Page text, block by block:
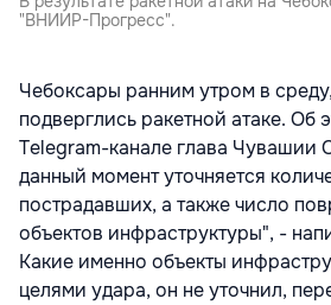
"ВНИИР-Прогресс".
Чебоксары ранним утром в
подверглись ракетной атаке. Об
Telegram-канале глава Чувашии
данный момент уточняется
пострадавших, а также число
объектов инфраструктуры", -
Какие именно объекты
целями удара, он не уточнил,